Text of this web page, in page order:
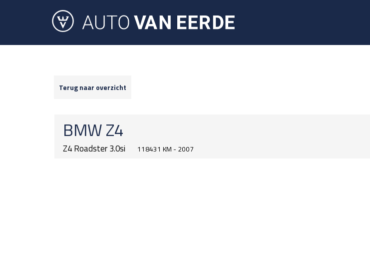
Terug naar overzicht
BMWZ4
Z4 Roadster 3.0si 118431 KM - 2007